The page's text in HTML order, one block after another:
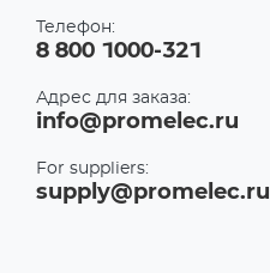
Телефон:
8 800 1000-321
Адрес для заказа:
info@promelec.ru
For suppliers:
supply@promelec.ru